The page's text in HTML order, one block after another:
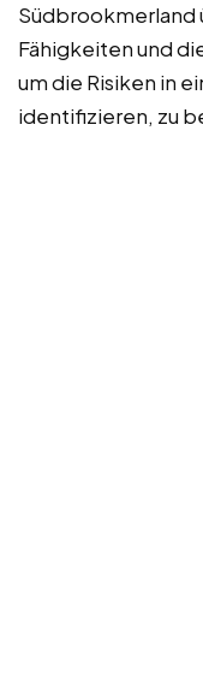
Südbrookmerland
Fähigkeiten und
um die Risiken in
identifizieren, zu